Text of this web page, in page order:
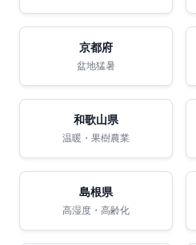
京都府
盆地猛暑
和歌山県
温暖・果樹農業
島根県
高湿度・高齢化